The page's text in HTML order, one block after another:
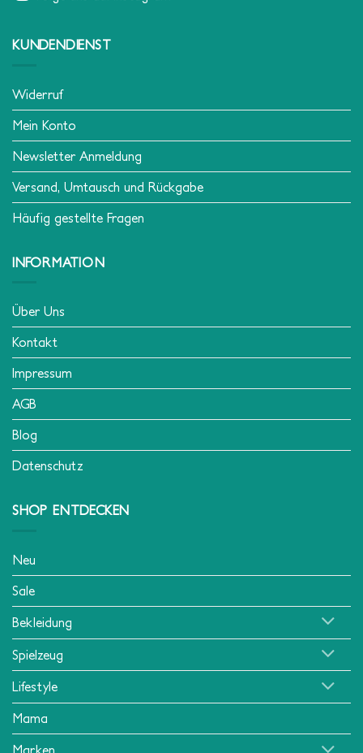
KUNDENDIENST
Widerruf
Mein Konto
Newsletter Anmeldung
Versand, Umtausch und Rückgabe
Häufig gestellte Fragen
INFORMATION
Über Uns
Kontakt
Impressum
AGB
Blog
Datenschutz
SHOP ENTDECKEN
Neu
Sale
Bekleidung
Spielzeug
Lifestyle
Mama
Marken